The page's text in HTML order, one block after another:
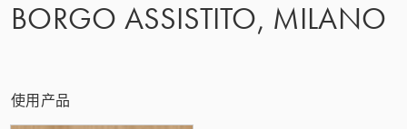
关注质量
BORGO ASSISTITO, MILANO
使用产品